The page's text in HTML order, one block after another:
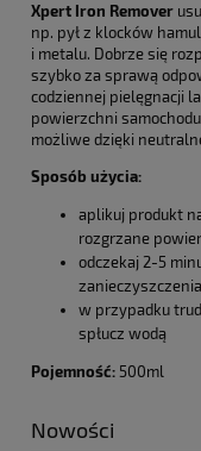
Xpert Iron Remover
np. pył z klocków
i metalu. Dobrze się
szybko za sprawą
codziennej pielęgnacji
powierzchni
możliwe dzięki
Sposób użycia:
aplikuj produkt
rozgrzane
odczekaj 2-5
w przypadku
spłucz wodą
Pojemność: 500ml
Nowości